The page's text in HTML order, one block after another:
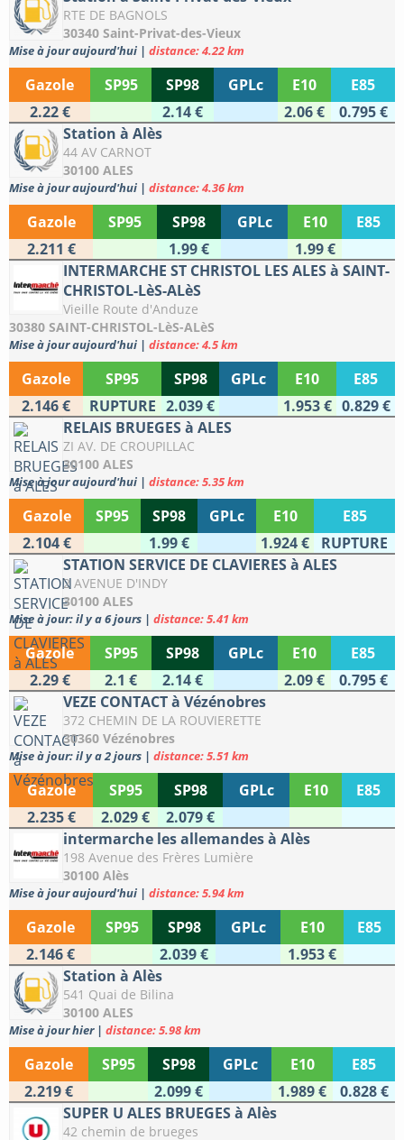
RTE DE BAGNOLS
30340 Saint-Privat-des-Vieux
Mise à jour aujourd'hui | distance: 4.22 km
Gazole SP95 SP98 GPLc E10
E85
2.22 €
2.14 € 2.06 €
0.795 €
Station à Alès
44 AV CARNOT
30100 ALES
Mise à jour aujourd'hui | distance: 4.36 km
Gazole SP95 SP98 GPLc E10
E85
2.211 €
1.99 €
1.99 €
INTERMARCHE ST CHRISTOL LES ALES à SAINT-
CHRISTOL-LèS-ALèS
Vieille Route d'Anduze
30380 SAINT-CHRISTOL-LèS-ALèS
Mise à jour aujourd'hui | distance: 4.5 km
Gazole SP95 SP98 GPLc E10
E85
2.146 €
RUPTURE 2.039 € 1.953 € 0.829 €
RELAIS BRUEGES à ALES
ZI AV. DE CROUPILLAC
30100 ALES
Mise à jour aujourd'hui | distance: 5.35 km
Gazole SP95 SP98 GPLc E10
E85
2.104 €
1.99 € 1.924 €
RUPTURE
STATION SERVICE DE CLAVIERES à ALES
2 AVENUE D'INDY
30100 ALES
Mise à jour: il y a 6 jours | distance: 5.41 km
Gazole SP95 SP98 GPLc E10
E85
2.29 €
2.1 € 2.14 € 2.09 €
0.795 €
VEZE CONTACT à Vézénobres
372 CHEMIN DE LA ROUVIERETTE
30360 Vézénobres
Mise à jour: il y a 2 jours | distance: 5.51 km
Gazole SP95 SP98 GPLc E10
E85
2.235 €
2.029 €
2.079 €
intermarche les allemandes à Alès
198 Avenue des Frères Lumière
30100 Alès
Mise à jour aujourd'hui | distance: 5.94 km
Gazole SP95 SP98 GPLc E10
E85
2.146 €
2.039 €
1.953 €
Station à Alès
541 Quai de Bilina
30100 ALES
Mise à jour hier | distance: 5.98 km
Gazole SP95 SP98 GPLc E10
E85
2.219 €
2.099 € 1.989 €
0.828 €
SUPER U ALES BRUEGES à Alès
42 chemin de brueges